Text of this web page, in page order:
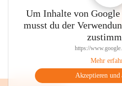
Um Inhalte von Google
musst du der
https://
Mehr
Akzeptieren und